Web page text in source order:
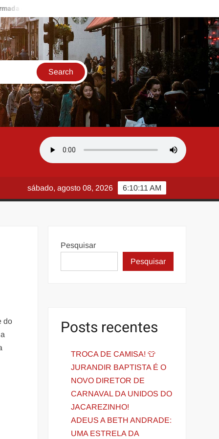
Rainha de Bateria da Independentes de Olaria para o Carnaval
6:10:12 AM
sábado, agosto 08, 2026
do
Pesquisar
Pesquisar
Posts recentes
TROCA DE CAMISA! 👕
JURANDIR BAPTISTA É O
NOVO DIRETOR DE
CARNAVAL DA UNIDOS DO
JACAREZINHO!
ADEUS A BETH ANDRADE:
UMA ESTRELA DA